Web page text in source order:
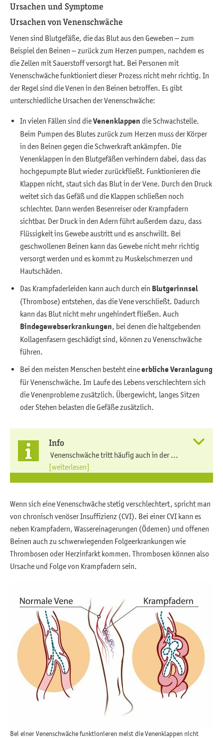
Ursachen und Symptome
Ursachen von Venenschwäche
Venen sind Blutgefäße, die das Blut aus den Geweben – zum
Beispiel den Beinen – zurück zum Herzen pumpen, nachdem es
die Zellen mit Sauerstoff versorgt hat. Bei Personen mit
Venenschwäche funktioniert dieser Prozess nicht mehr richtig. In
der Regel sind die Venen in den Beinen betroffen. Es gibt
unterschiedliche Ursachen der Venenschwäche:
In vielen Fällen sind dieVenenklappen die Schwachstelle.
Beim Pumpen des Blutes zurück zum Herzen muss der Körper
in den Beinen gegen die Schwerkraft ankämpfen. Die
Venenklappen in den Blutgefäßen verhindern dabei, dass das
hochgepumpte Blut wieder zurückfließt. Funktionieren die
Klappen nicht, staut sich das Blut in der Vene. Durch den Druck
weitet sich das Gefäß und die Klappen schließen noch
schlechter. Dann werden Besenreiser oder Krampfadern
sichtbar. Der Druck in den Adern führt außerdem dazu, dass
Flüssigkeit ins Gewebe austritt und es anschwillt. Bei
geschwollenen Beinen kann das Gewebe nicht mehr richtig
versorgt werden und es kommt zu Muskelschmerzen und
Hautschäden.
Das Krampfaderleiden kann auch durch ein Blutgerinnsel
(Thrombose) entstehen, das die Vene verschließt. Dadurch
kann das Blut nicht mehr ungehindert fließen. Auch
Bindegewebserkrankungen, bei denen die haltgebenden
Kollagenfasern geschädigt sind, können zu Venenschwäche
führen.
Bei den meisten Menschen besteht eineerbliche Veranlagung
für Venenschwäche. Im Laufe des Lebens verschlechtern sich
die Venenprobleme zusätzlich. Übergewicht, langes Sitzen
oder Stehen belasten die Gefäße zusätzlich.
Info
Venenschwäche tritt häufig auch in der ...
[weiterlesen]
Wenn sich eine Venenschwäche stetig verschlechtert, spricht man
von chronisch venöser Insuffizienz (CVI). Bei einer CVI kann es
neben Krampfadern, Wassereinagerungen (Ödemen) und offenen
Beinen auch zu schwerwiegenden Folgeerkrankungen wie
Thrombosen oder Herzinfarkt kommen. Thrombosen können also
Ursache und Folge von Krampfadern sein.
Bei einer Venenschwäche funktionieren meist die Venenklappen nicht